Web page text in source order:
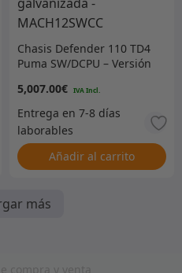
Chasis Defender 110 TD4
Puma SW/DCPU – Versión
MACH12SWCC
5,007.00€
Añadir al carrito
más